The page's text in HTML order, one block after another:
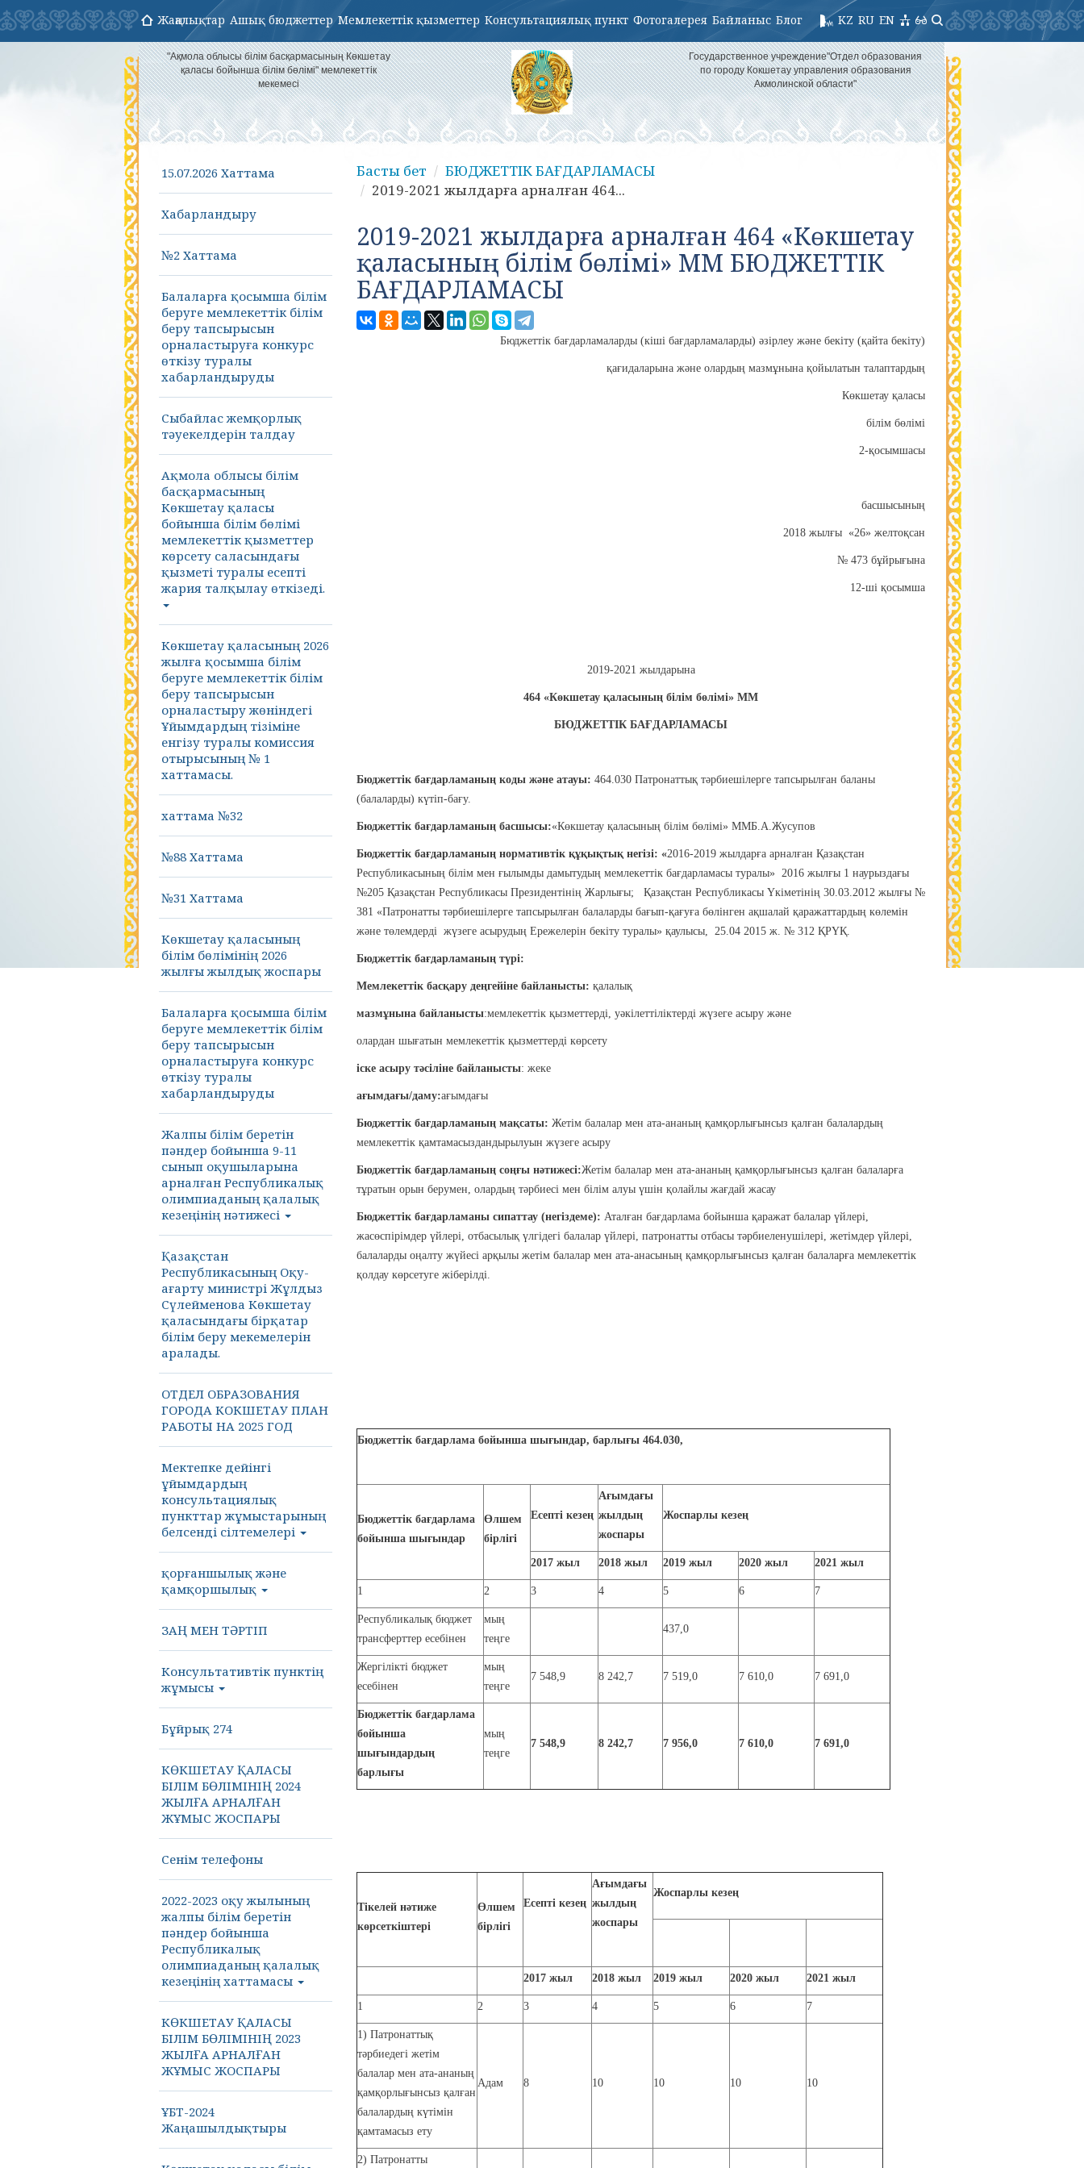
Жаңалықтар Ашық бюджеттер Мемлекеттік қызметтер Консультациялық пункт Фотогалерея Байланыс Блог EN
RU
KZ
"Ақмола облысы білім басқармасының Көкшетау
қаласы бойынша білім бөлімі" мемлекеттік
мекемесі
Государственное учреждение"Отдел образования
по городу Кокшетау управления образования
Акмолинской области"
15.07.2026 Хаттама
Хабарландыру
№2 Хаттама
Балаларға қосымша білім
беруге мемлекеттік білім
беру тапсырысын
орналастыруға конкурс
өткізу туралы
хабарландыруды
Сыбайлас жемқорлық
тәуекелдерін талдау
Ақмола облысы білім
басқармасының
Көкшетау қаласы
бойынша білім бөлімі
мемлекеттік қызметтер
көрсету саласындағы
қызметі туралы есепті
жария талқылау өткізеді.
Көкшетау қаласының 2026
жылға қосымша білім
беруге мемлекеттік білім
беру тапсырысын
орналастыру жөніндегі
Ұйымдардың тізіміне
енгізу туралы комиссия
отырысының № 1
хаттамасы.
хаттама №32
№88 Хаттама
№31 Хаттама
Көкшетау қаласының
білім бөлімінің 2026
жылғы жылдық жоспары
Балаларға қосымша білім
беруге мемлекеттік білім
беру тапсырысын
орналастыруға конкурс
өткізу туралы
хабарландыруды
Жалпы білім беретін
пәндер бойынша 9-11
сынып оқушыларына
арналған Республикалық
олимпиаданың қалалық
кезеңінің нәтижесі
Қазақстан
Республикасының Оқу-
ағарту министрі Жұлдыз
Сүлейменова Көкшетау
қаласындағы бірқатар
білім беру мекемелерін
аралады.
ОТДЕЛ ОБРАЗОВАНИЯ
ГОРОДА КОКШЕТАУ ПЛАН
РАБОТЫ НА 2025 ГОД
Мектепке дейінгі
ұйымдардың
консультациялық
пункттар жұмыстарының
белсенді сілтемелері
қорғаншылық және
қамқоршылық
ЗАҢ МЕН ТӘРТІП
Консультативтік пунктің
жұмысы
Бұйрық 274
КӨКШЕТАУ ҚАЛАСЫ
БІЛІМ БӨЛІМІНІҢ 2024
ЖЫЛҒА АРНАЛҒАН
ЖҰМЫС ЖОСПАРЫ
Сенім телефоны
2022-2023 оқу жылының
жалпы білім беретін
пәндер бойынша
Республикалық
олимпиаданың қалалық
кезеңінің хаттамасы
КӨКШЕТАУ ҚАЛАСЫ
БІЛІМ БӨЛІМІНІҢ 2023
ЖЫЛҒА АРНАЛҒАН
ЖҰМЫС ЖОСПАРЫ
ҰБТ-2024
Жаңашылдықтыры
Басты бет
БЮДЖЕТТІК БАҒДАРЛАМАСЫ
2019-2021 жылдарға арналған 464...
2019-2021 жылдарға арналған 464 «Көкшетау
қаласының білім бөлімі» ММ БЮДЖЕТТІК
БАҒДАРЛАМАСЫ
Бюджеттік бағдарламаларды (кіші бағдарламаларды) әзірлеу және бекіту (қайта бекіту)
қағидаларына және олардың мазмұнына қойылатын талаптардың
Көкшетау қаласы
білім бөлімі
2-қосымшасы
басшысының
2018 жылғы «26» желтоқсан
№ 473 бұйрығына
12-ші қосымша
2019-2021 жылдарына
464 «Көкшетау қаласының білім бөлімі» ММ
БЮДЖЕТТІК БАҒДАРЛАМАСЫ
Бюджеттік бағдарламаның коды және атауы: 464.030 Патронаттық тәрбиешілерге тапсырылған баланы
(балаларды) күтіп-бағу.
Бюджеттік бағдарламаның басшысы:«Көкшетау қаласының білім бөлімі» ММБ.А.Жусупов
Бюджеттік бағдарламаның нормативтік құқықтық негізі: «2016-2019 жылдарға арналған Қазақстан
Республикасының білім мен ғылымды дамытудың мемлекеттік бағдарламасы туралы» 2016 жылғы 1 наурыздағы
№205 Қазақстан Республикасы Президентінің Жарлығы; Қазақстан Республикасы Үкіметінің 30.03.2012 жылғы №
381 «Патронатты тәрбиешілерге тапсырылған балаларды бағып-қағуға бөлінген ақшалай қаражаттардың көлемін
және төлемдерді жүзеге асырудың Ережелерін бекіту туралы» қаулысы, 25.04 2015 ж. № 312 ҚРҮҚ.
Бюджеттік бағдарламаның түрі:
Мемлекеттік басқару деңгейіне байланысты: қалалық
мазмұнына байланысты:мемлекеттік қызметтерді, уәкілеттіліктерді жүзеге асыру және
олардан шығатын мемлекеттік қызметтерді көрсету
іске асыру тәсіліне байланысты: жеке
ағымдағы/даму:ағымдағы
Бюджеттік бағдарламаның мақсаты: Жетім балалар мен ата-ананың қамқорлығынсыз қалған балалардың
мемлекеттік қамтамасыздандырылуын жүзеге асыру
Бюджеттік бағдарламаның соңғы нәтижесі:Жетім балалар мен ата-ананың қамқорлығынсыз қалған балаларға
тұратын орын берумен, олардың тәрбиесі мен білім алуы үшін қолайлы жағдай жасау
Бюджеттік бағдарламаны сипаттау (негіздеме): Аталған бағдарлама бойынша қаражат балалар үйлері,
жасөспірімдер үйлері, отбасылық үлгідегі балалар үйлері, патронатты отбасы тәрбиеленушілері, жетімдер үйлері,
балаларды оңалту жүйесі арқылы жетім балалар мен ата-анасының қамқорлығынсыз қалған балаларға мемлекеттік
қолдау көрсетуге жіберілді.
Бюджеттік бағдарлама бойынша шығындар, барлығы 464.030,
Бюджеттік бағдарлама
бойынша шығындар
Өлшем
бірлігі
Есепті кезең
Ағымдағы
жылдың
жоспары
Жоспарлы кезең
2017 жыл 2018 жыл 2019 жыл 2020 жыл 2021 жыл
1 2 3 4 5 6 7
Республикалық бюджет
трансферттер есебінен
мың
теңге
437,0
Жергілікті бюджет
есебінен
мың
теңге
7 548,9 8 242,7 7 519,0 7 610,0 7 691,0
Бюджеттік бағдарлама
бойынша
шығындардың
барлығы
мың
теңге
7 548,9 8 242,7 7 956,0 7 610,0 7 691,0
Тікелей нәтиже
көрсеткіштері
Өлшем
бірлігі
Есепті кезең
Ағымдағы
жылдың
жоспары
Жоспарлы кезең
2017 жыл 2018 жыл 2019 жыл 2020 жыл 2021 жыл
1 2 3 4 5 6 7
1) Патронаттық
тәрбиедегі жетім
балалар мен ата-ананың
қамқорлығынсыз қалған
балалардың күтімін
қамтамасыз ету
Адам 8 10 10 10 10
2) Патронатты